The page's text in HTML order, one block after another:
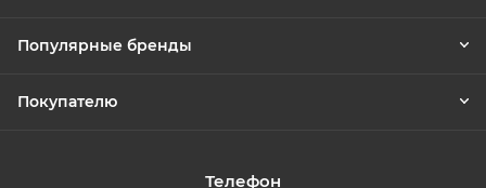
Популярные бренды
Покупателю
Телефон